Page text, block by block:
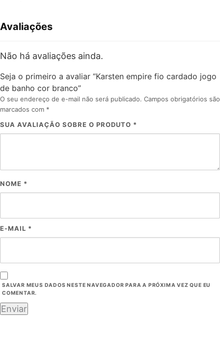
Avaliações
Não há avaliações ainda.
Seja o primeiro a avaliar “Karsten empire fio cardado jogo
de banho cor branco”
O seu endereço de e-mail não será publicado. Campos obrigatórios são
marcados com *
SUA AVALIAÇÃO SOBRE O PRODUTO *
NOME *
E-MAIL *
SALVAR MEUS DADOS NESTE NAVEGADOR PARA A PRÓXIMA VEZ QUE EU
COMENTAR.